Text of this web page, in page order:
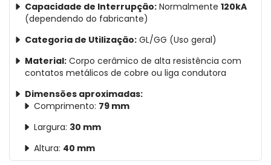
Capacidade de Interrupção: Normalmente 120kA
(dependendo do fabricante)
Categoria de Utilização: GL/GG (Uso geral)
Material: Corpo cerâmico de alta resistência com
contatos metálicos de cobre ou liga condutora
Dimensões aproximadas:
Comprimento: 79 mm
Largura: 30 mm
Altura: 40 mm